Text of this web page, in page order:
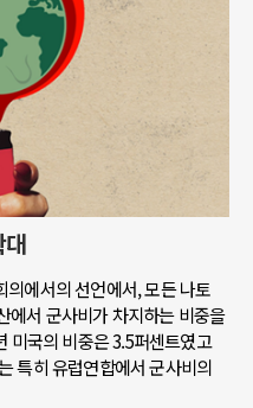
에서의 선언에서, 모든 나토
에서 군사비가 차지하는 비중을
미국의 비중은 3.5퍼센트였고
특히 유럽연합에서 군사비의